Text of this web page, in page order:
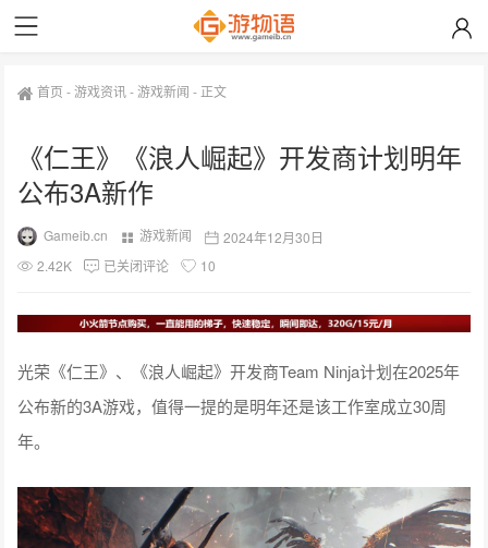
首页 -游戏资讯-游戏新闻 - 正文
《仁王》《浪人崛起》开发商计划明年
公布3A新作
Gameib.cn 游戏新闻
2024年12月30日
2.42K
已关闭评论 10
光荣《仁王》、《浪人崛起》开发商Team Ninja计划在2025年
公布新的3A游戏，值得一提的是明年还是该工作室成立30周
年。